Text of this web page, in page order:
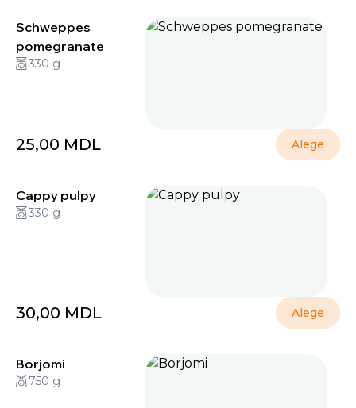
Schweppes
pomegranate
330 g
25,00 MDL Alege
Cappy pulpy
330 g
30,00 MDL Alege
Borjomi
750 g